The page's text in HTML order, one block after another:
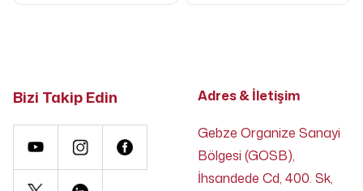
Bizi Takip Edin Adres & İletişim
Gebze Organize Sanayi
Bölgesi (GOSB),
İhsandede Cd, 400. Sk,